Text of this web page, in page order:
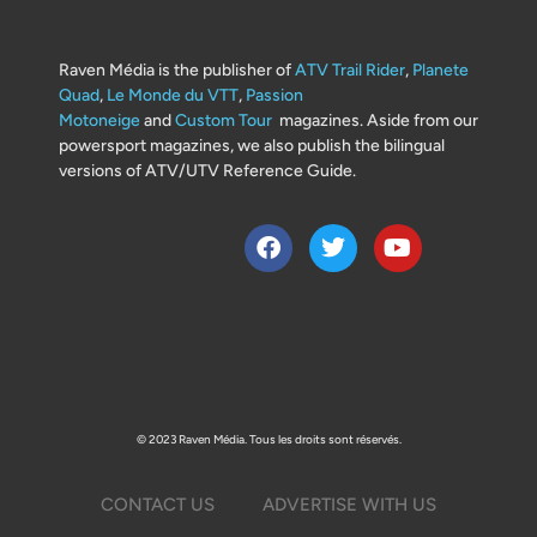
Raven Média is the publisher ofATV Trail Rider, Planete
Quad, Le Monde du VTT, Passion
MotoneigeandCustom Tour magazines. Aside from our
powersport magazines, we also publish the bilingual
versions of ATV/UTV Reference Guide.
© 2023 Raven Média. Tous les droits sont réservés.
CONTACT US ADVERTISE WITH US